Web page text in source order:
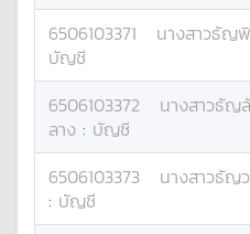
6506103371 นางสาวธัญ
บัญชี
6506103372 นางสาวธัญ
ลาง : บัญชี
6506103373 นางสาวธัญ
: บัญชี